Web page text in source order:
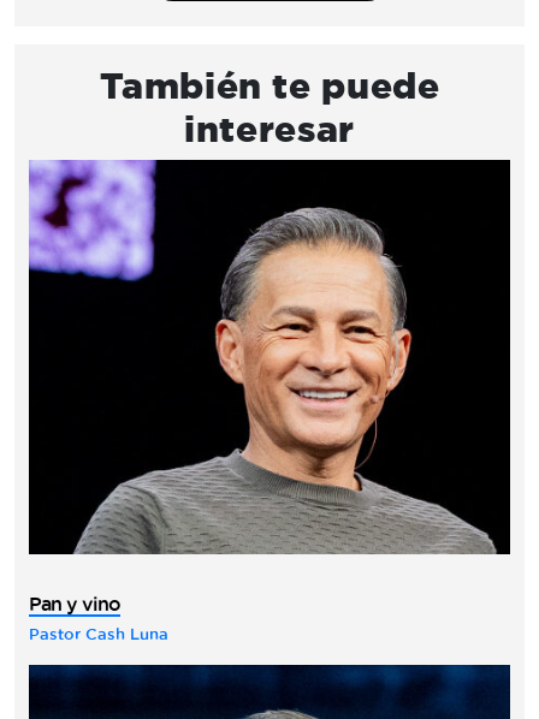
También te puede
interesar
Pan y vino
Pastor Cash Luna